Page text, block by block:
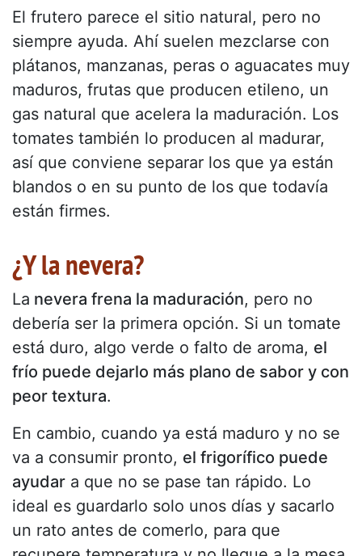
El frutero parece el sitio natural, pero no
siempre ayuda. Ahí suelen mezclarse con
plátanos, manzanas, peras o aguacates muy
maduros, frutas que producen etileno, un
gas natural que acelera la maduración. Los
tomates también lo producen al madurar,
así que conviene separar los que ya están
blandos o en su punto de los que todavía
están firmes.
¿Y la nevera?
La nevera frena la maduración, pero no
debería ser la primera opción. Si un tomate
está duro, algo verde o falto de aroma, el
frío puede dejarlo más plano de sabor y con
peor textura.
En cambio, cuando ya está maduro y no se
va a consumir pronto, el frigorífico puede
ayudar a que no se pase tan rápido. Lo
ideal es guardarlo solo unos días y sacarlo
un rato antes de comerlo, para que